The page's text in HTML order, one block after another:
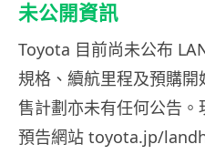
未公開資訊
Toyota 目前尚未公布
規格、續航里程及預購
售計劃亦未有任何公告
預告網站 toyota.jp/